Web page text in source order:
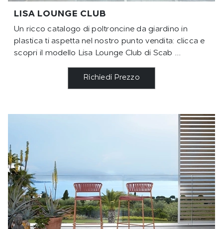
LISA LOUNGE CLUB
Un ricco catalogo di poltroncine da giardino in
plastica ti aspetta nel nostro punto vendita: clicca e
scopri il modello Lisa Lounge Club di Scab ...
Richiedi Prezzo